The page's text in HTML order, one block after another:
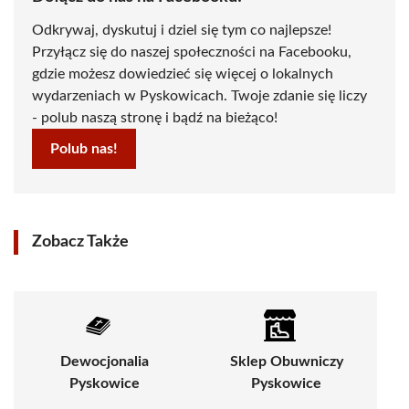
Odkrywaj, dyskutuj i dziel się tym co najlepsze!
Przyłącz się do naszej społeczności na Facebooku,
gdzie możesz dowiedzieć się więcej o lokalnych
wydarzeniach w Pyskowicach. Twoje zdanie się liczy
- polub naszą stronę i bądź na bieżąco!
Polub nas!
Zobacz Także
Dewocjonalia
Pyskowice
Sklep Obuwniczy
Pyskowice